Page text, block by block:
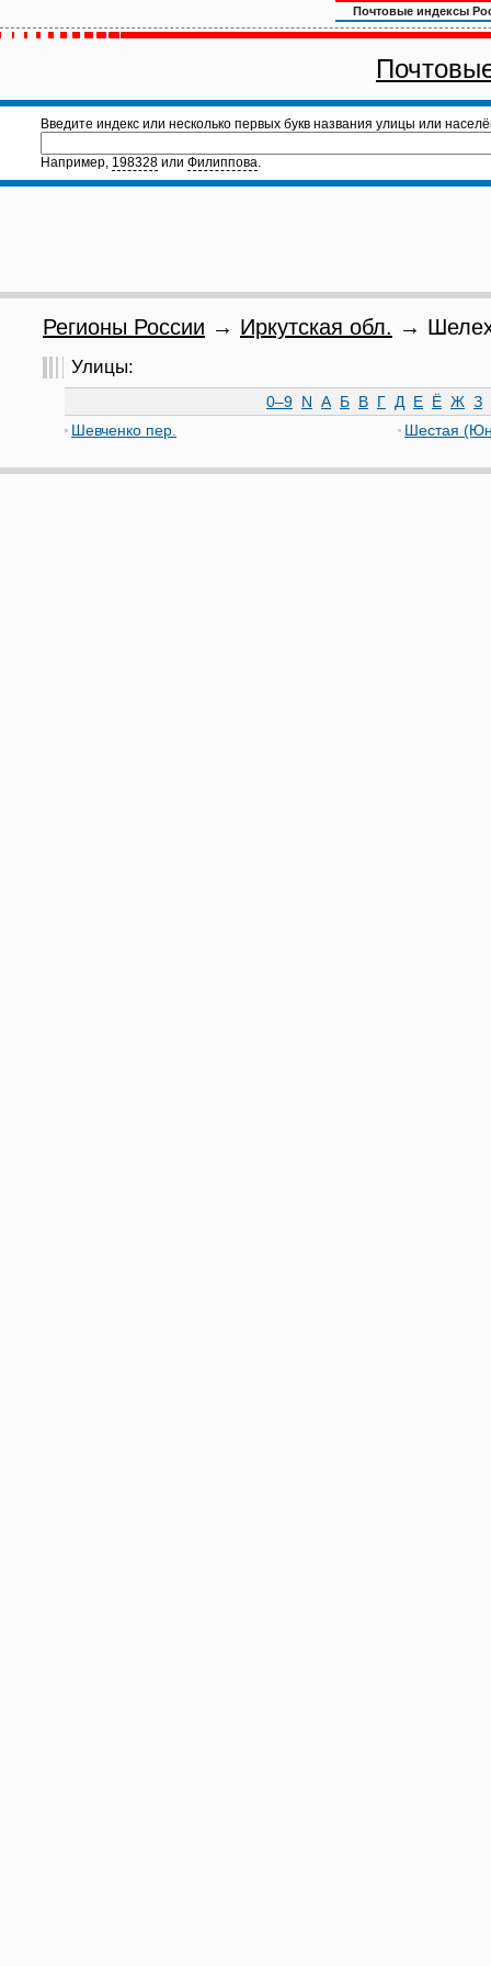
Почтовые индексы
Введите индекс или несколько первых букв названия улицы или
Например, 198328 или Филиппова.
Регионы России → Иркутская обл. →
Улицы:
0–9 N А Б В Г Д Е Ё Ж З
Шевченко пер.
Шестая